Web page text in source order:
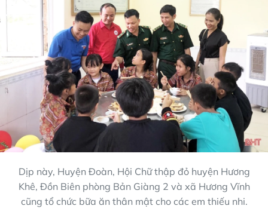
Dịp này, Huyện Đoàn, Hội Chữ thập đỏ huyện Hương
Khê, Đồn Biên phòng Bản Giàng 2 và xã Hương Vĩnh
cũng tổ chức bữa ăn thân mật cho các em thiếu nhi.